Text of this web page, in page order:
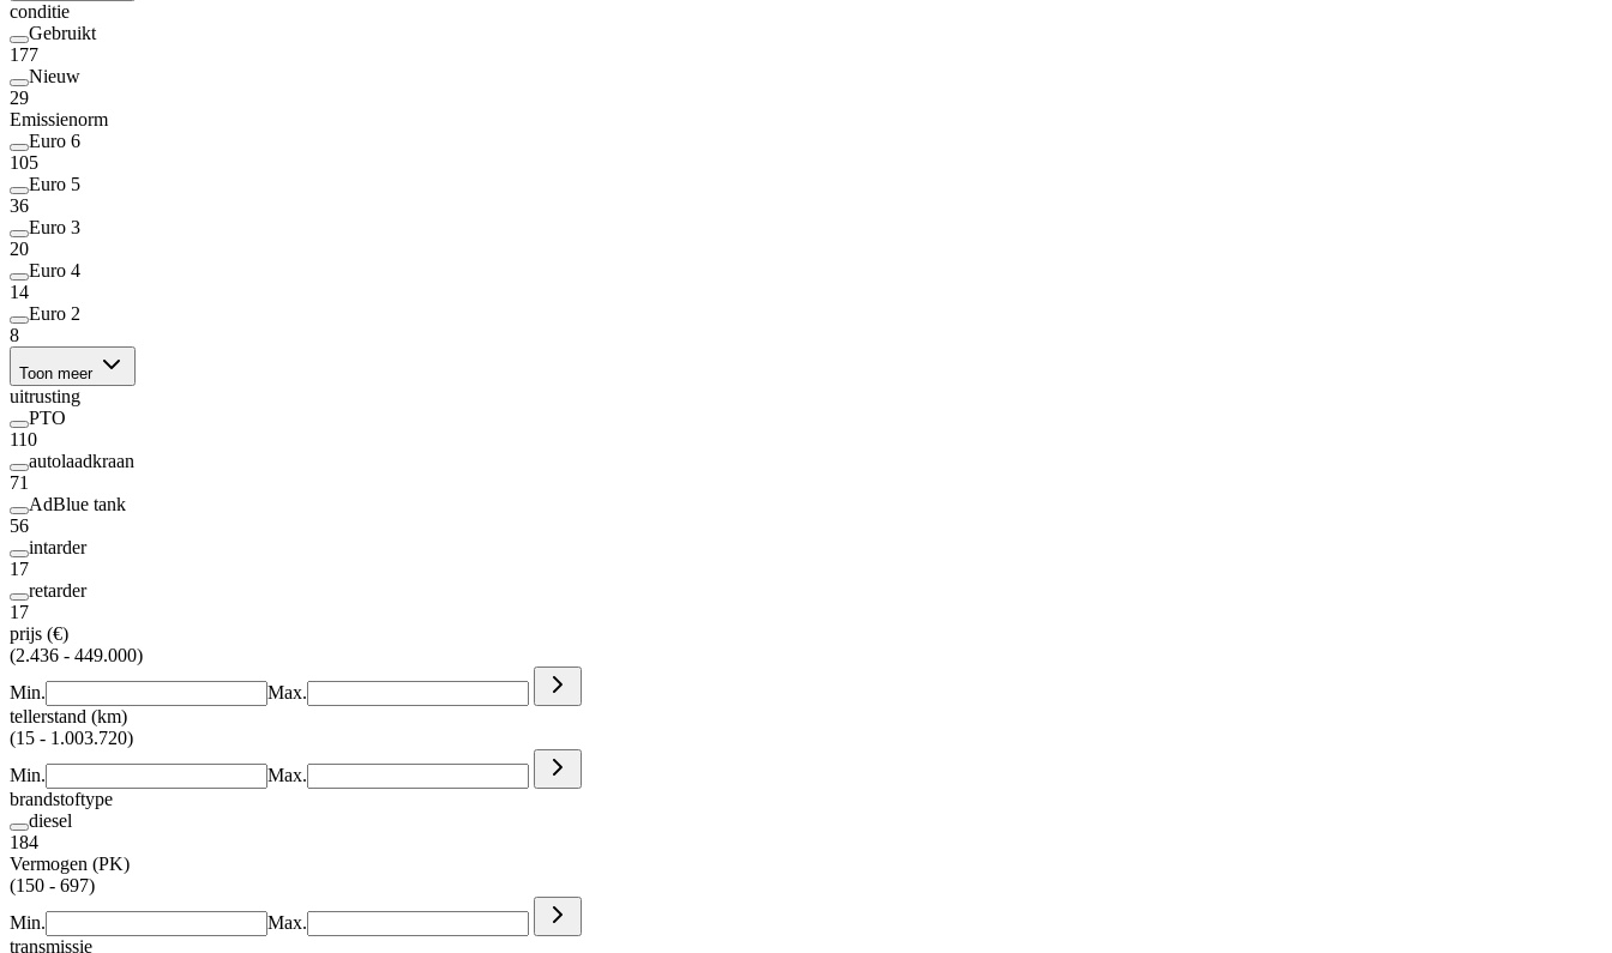
conditie
Gebruikt
177
Nieuw
29
Emissienorm
Euro 6
105
Euro 5
36
Euro 3
20
Euro 4
14
Euro 2
8
Toon meer
uitrusting
PTO
110
autolaadkraan
71
AdBlue tank
56
intarder
17
retarder
17
prijs (€)
(2.436 - 449.000)
Min.
Max.
tellerstand (km)
(15 - 1.003.720)
Min.
Max.
brandstoftype
diesel
184
Vermogen (PK)
(150 - 697)
Min.
Max.
transmissie